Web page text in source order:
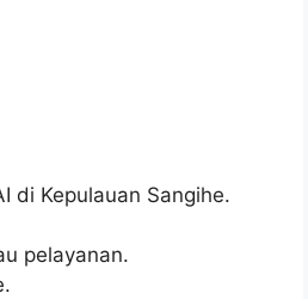
di Kepulauan Sangihe.
pelayanan.